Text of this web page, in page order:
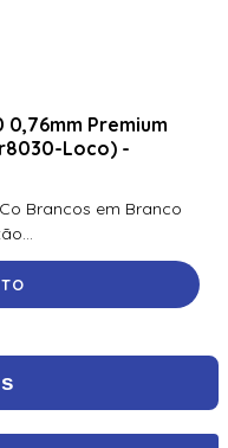
0,76mm Premium
Loco) -
Brancos em Branco